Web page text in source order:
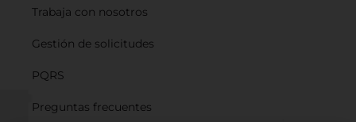
Trabaja con nosotros
Gestión de solicitudes
PQRS
Preguntas frecuentes